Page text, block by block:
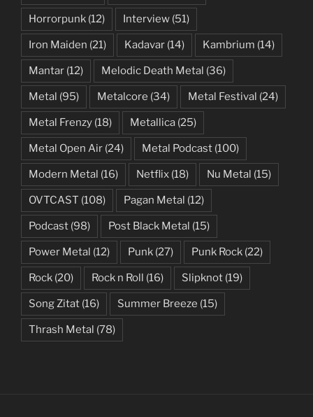
Horrorpunk (12) Interview (51)
Iron Maiden (21) Kadavar (14) Kambrium (14)
Mantar (12) Melodic Death Metal (36)
Metal (95) Metalcore (34) Metal Festival (24)
Metal Frenzy (18) Metallica (25)
Metal Open Air (24) Metal Podcast (100)
Modern Metal (16) Netflix (18) Nu Metal (15)
OVTCAST (108) Pagan Metal (12)
Podcast (98) Post Black Metal (15)
Power Metal (12) Punk (27) Punk Rock (22)
Rock (20) Rock n Roll (16) Slipknot (19)
Song Zitat (16) Summer Breeze (15)
Thrash Metal (78)